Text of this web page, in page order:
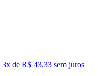
3x de R$ 43,33 sem juros